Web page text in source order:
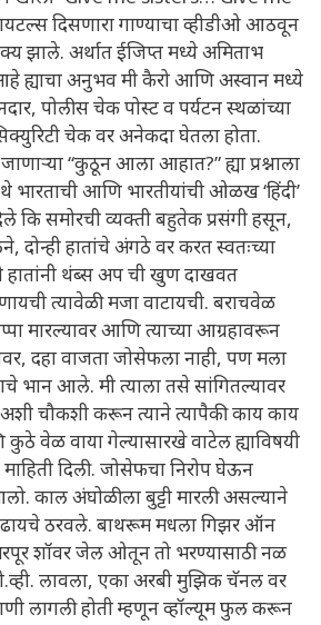
दिसणारा गाण्याचा व्हीडीओ आठवून
झाले. अर्थात ईजिप्त मध्ये अमिताभ
ह्याचा अनुभव मी कैरो आणि अस्वान मध्ये
पोलीस चेक पोस्ट व पर्यटन स्थळांच्या
चेक वर अनेकदा घेतला होता.
“कुठून आला आहात?” ह्या प्रश्नाला
भारताची आणि भारतीयांची ओळख ‘हिंदी’
कि समोरची व्यक्ती बहुतेक प्रसंगी हसून,
दोन्ही हातांचे अंगठे वर करत स्वतःच्या
थंब्स अप ची खुण दाखवत
त्यावेळी मजा वाटायची. बराचवेळ
मारल्यावर आणि त्याच्या आग्रहावरून
दहा वाजता जोसेफला नाही, पण मला
भान आले. मी त्याला तसे सांगितल्यावर
चौकशी करून त्याने त्यापैकी काय काय
वेळ वाया गेल्यासारखे वाटेल ह्याविषयी
दिली. जोसेफचा निरोप घेऊन
काल अंघोळीला बुट्टी मारली असल्याने
ठरवले. बाथरूम मधला गिझर ऑन
शॉवर जेल ओतून तो भरण्यासाठी नळ
लावला, एका अरबी मुझिक चॅनल वर
लागली होती म्हणून व्हॉल्यूम फुल करून